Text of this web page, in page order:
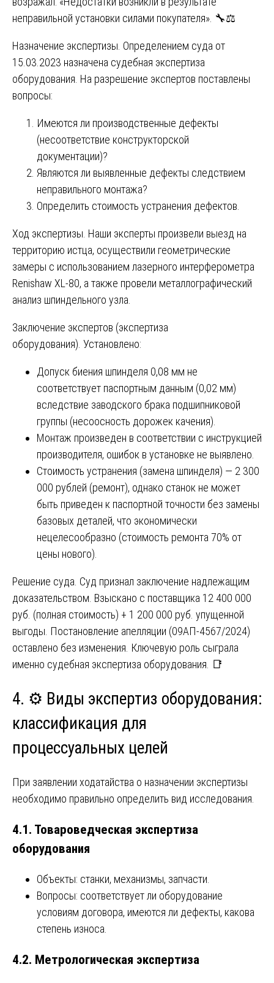
неправильной установки силами покупателя». 🔧⚖️
Назначение экспертизы. Определением суда от
15.03.2023 назначена судебная экспертиза
оборудования. На разрешение экспертов поставлены
вопросы:
Имеются ли производственные дефекты
(несоответствие конструкторской
документации)?
Являются ли выявленные дефекты следствием
неправильного монтажа?
Определить стоимость устранения дефектов.
Ход экспертизы. Наши эксперты произвели выезд на
территорию истца, осуществили геометрические
замеры с использованием лазерного интерферометра
Renishaw XL-80, а также провели металлографический
анализ шпиндельного узла.
Заключение экспертов (экспертиза
оборудования). Установлено:
Допуск биения шпинделя 0,08 мм не
соответствует паспортным данным (0,02 мм)
вследствие заводского брака подшипниковой
группы (несоосность дорожек качения).
Монтаж произведен в соответствии с инструкцией
производителя, ошибок в установке не выявлено.
Стоимость устранения (замена шпинделя) — 2 300
000 рублей (ремонт), однако станок не может
быть приведен к паспортной точности без замены
базовых деталей, что экономически
нецелесообразно (стоимость ремонта 70% от
цены нового).
Решение суда. Суд признал заключение надлежащим
доказательством. Взыскано с поставщика 12 400 000
руб. (полная стоимость) + 1 200 000 руб. упущенной
выгоды. Постановление апелляции (09АП-4567/2024)
оставлено без изменения. Ключевую роль сыграла
именно судебная экспертиза оборудования. 📑
4. ⚙️ Виды экспертиз оборудования:
классификация для
процессуальных целей
При заявлении ходатайства о назначении экспертизы
необходимо правильно определить вид исследования.
4.1. Товароведческая экспертиза
оборудования
Объекты: станки, механизмы, запчасти.
Вопросы: соответствует ли оборудование
условиям договора, имеются ли дефекты, какова
степень износа.
4.2. Метрологическая экспертиза